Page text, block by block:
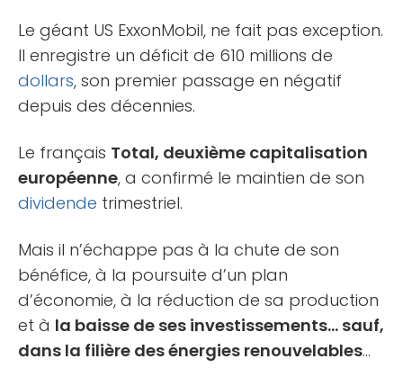
Le géant US ExxonMobil, ne fait pas exception.
Il enregistre un déficit de 610 millions de
dollars, son premier passage en négatif
depuis des décennies.
Le français Total, deuxième capitalisation
européenne, a confirmé le maintien de son
dividende trimestriel.
Mais il n’échappe pas à la chute de son
bénéfice, à la poursuite d’un plan
d’économie, à la réduction de sa production
et à la baisse de ses investissements… sauf,
dans la filière des énergies renouvelables…